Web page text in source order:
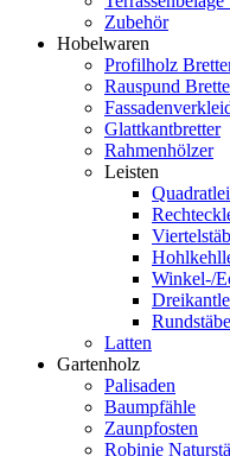
Zubehör
Hobelwaren
Profilholz
Rauspund
Glattkantbretter
Rahmenhölzer
Leisten
Winkel-/
Rundstäbe
Latten
Gartenholz
Palisaden
Baumpfähle
Zaunpfosten
Robinie